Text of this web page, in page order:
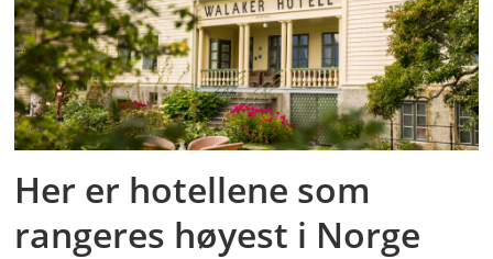
Her er hotellene som
rangeres høyest i Norge